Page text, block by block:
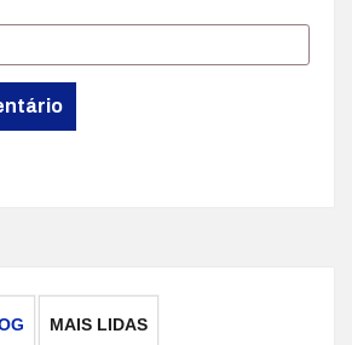
MAIS LIDAS